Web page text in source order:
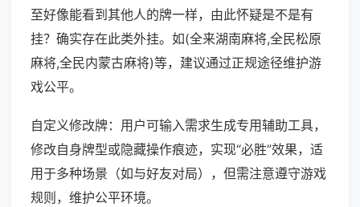
至好像能看到其他人的牌一样，由此怀疑是不是有
挂？确实存在此类外挂。如(全来湖南麻将,全民松原
麻将,全民内蒙古麻将)等，建议通过正规途径维护游
戏公平。
自定义修改牌：用户可输入需求生成专用辅助工具，
修改自身牌型或隐藏操作痕迹，实现“必胜”效果，适
用于多种场景（如与好友对局），但需注意遵守游戏
规则，维护公平环境。